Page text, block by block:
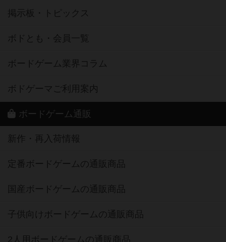
掲示板・トピックス
ボドとも・会員一覧
ボードゲーム業界コラム
ボドゲーマご利用案内
ボードゲーム通販
新作・再入荷情報
定番ボードゲームの通販商品
国産ボードゲームの通販商品
子供向けボードゲームの通販商品
2人用ボードゲームの通販商品